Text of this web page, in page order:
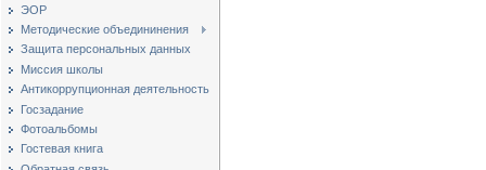
ЭОР
Методические объедининения
Защита персональных данных
Миссия школы
Антикоррупционная деятельность
Госзадание
Фотоальбомы
Гостевая книга